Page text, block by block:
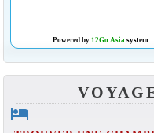
Powered by 12Go Asiasystem
hotel